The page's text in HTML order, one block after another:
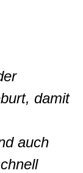
damit
auch